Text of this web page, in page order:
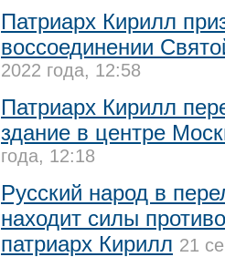
Патриарх Кирилл
воссоединении
2022 года, 12:58
Патриарх Кирилл
здание в центре
года, 12:18
Русский народ в
находит силы
патриарх Кирилл 21